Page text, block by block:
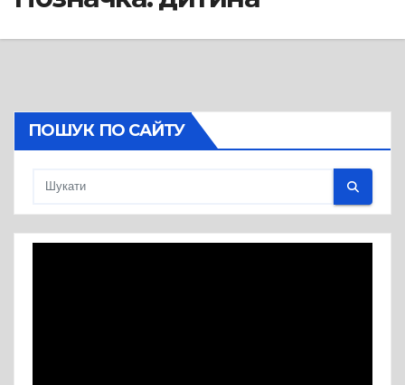
ПОШУК ПО САЙТУ